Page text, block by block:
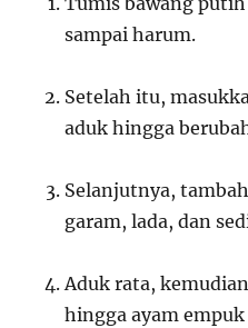
sampai harum.
Setelah itu,
aduk hingga
Selanjutnya,
garam, lada, dan
Aduk rata,
hingga ayam